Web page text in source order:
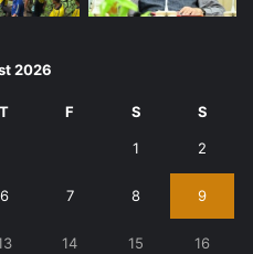
2026
T F S S
1 2
6 7 8 9
14 15 16